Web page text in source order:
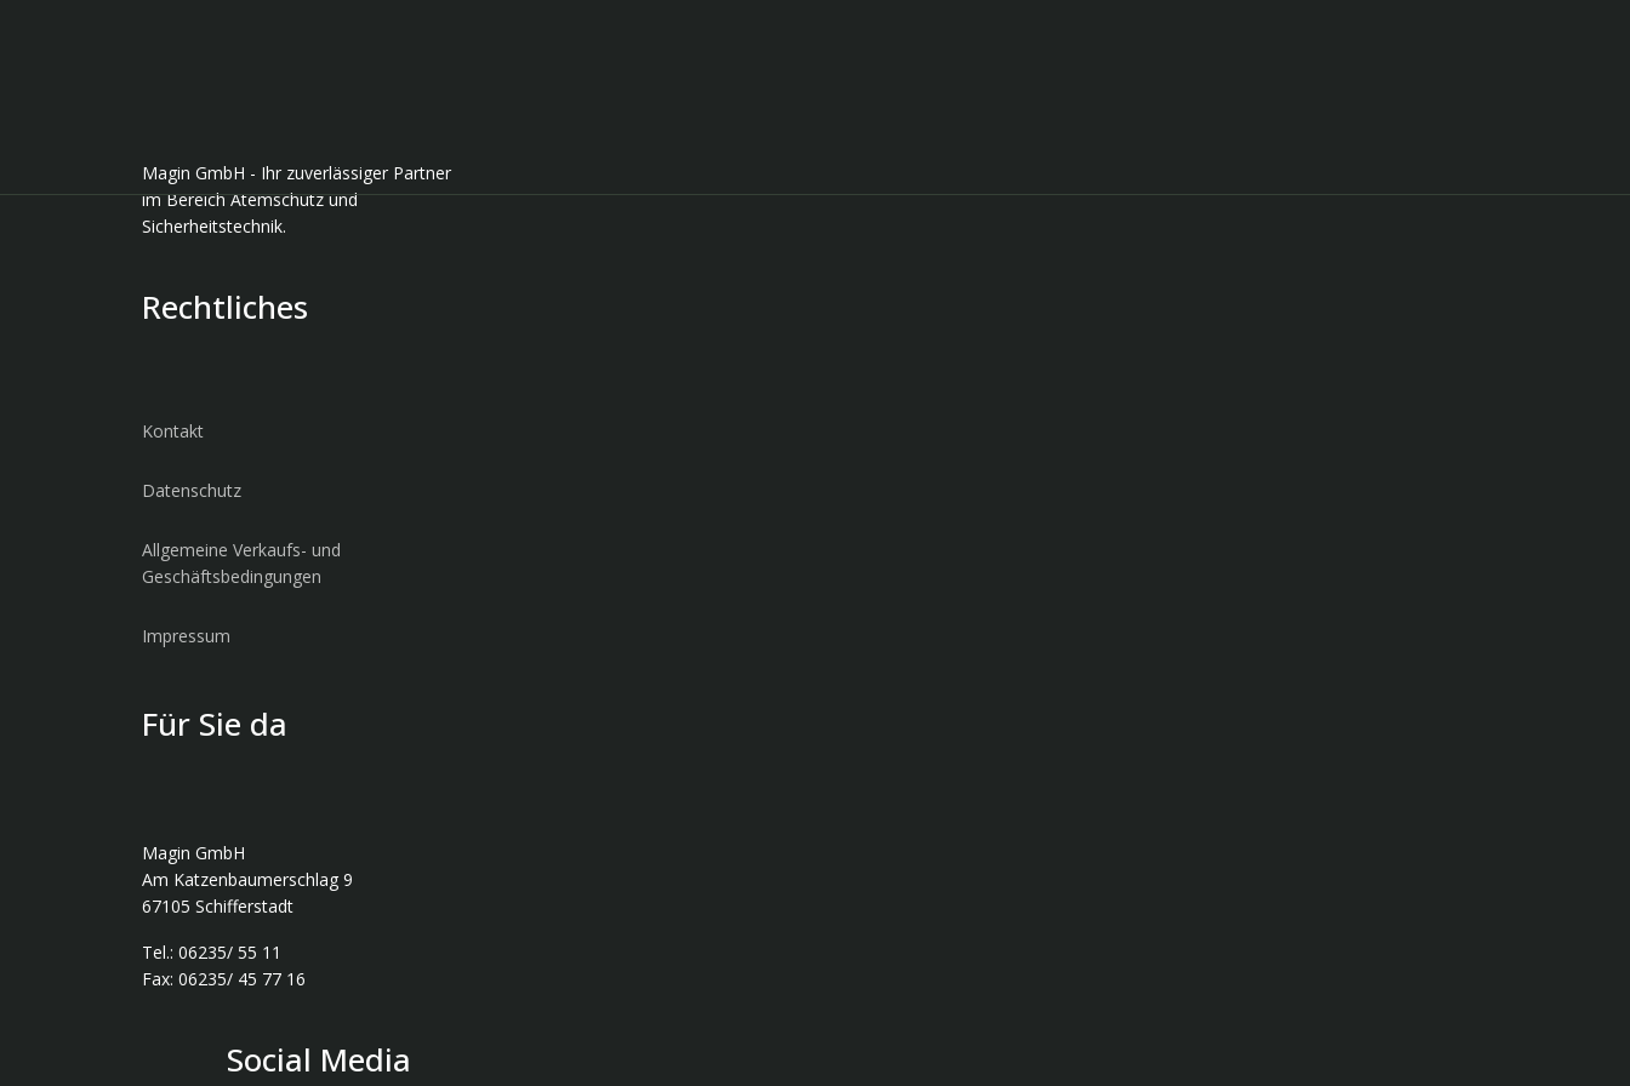
Magin GmbH - Ihr zuverlässiger Partner
im Bereich Atemschutz und
Sicherheitstechnik.
Rechtliches
Kontakt
Datenschutz
Allgemeine Verkaufs- und
Geschäftsbedingungen
Impressum
Für Sie da
Magin GmbH
Am Katzenbaumerschlag 9
67105 Schifferstadt
Tel.: 06235/ 55 11
Fax: 06235/ 45 77 16
Social Media